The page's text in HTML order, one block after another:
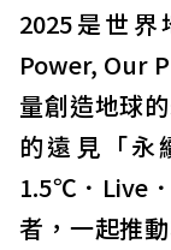
2025是世界
Power, Our
量創造地球
的遠見「永
1.5℃ ． Live
者，一起推